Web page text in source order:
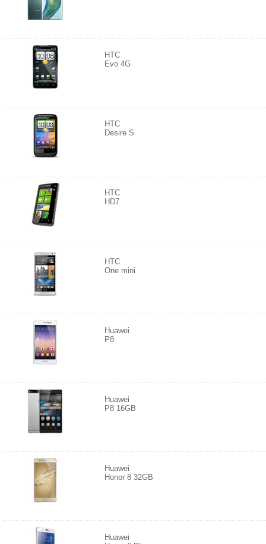
HTC
Evo 4G
HTC
Desire S
HTC
HD7
HTC
One mini
Huawei
P8
Huawei
P8 16GB
Huawei
Honor 8 32GB
Huawei